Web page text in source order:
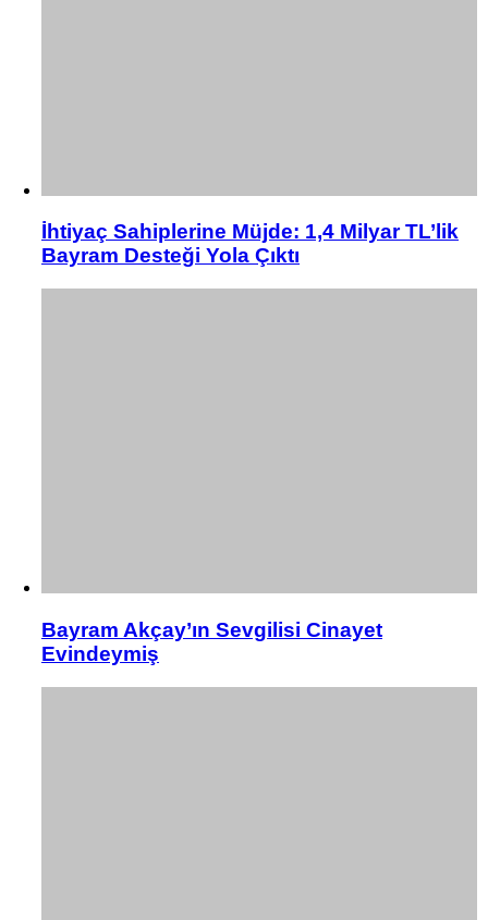
İhtiyaç Sahiplerine Müjde: 1,4 Milyar TL’lik
Bayram Desteği Yola Çıktı
Bayram Akçay’ın Sevgilisi Cinayet
Evindeymiş